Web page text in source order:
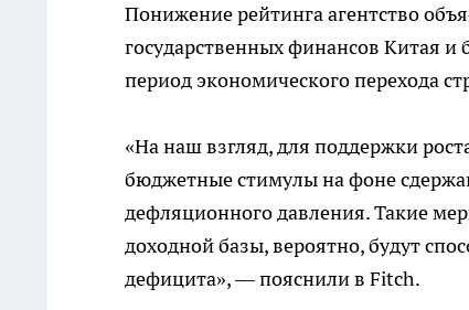
Понижение рейтинга агентство
государственных финансов Китая и
период экономического перехода
«На наш взгляд, для поддержки
бюджетные стимулы на фоне
дефляционного давления. Такие
доходной базы, вероятно, будут
дефицита», — пояснили в Fitch.